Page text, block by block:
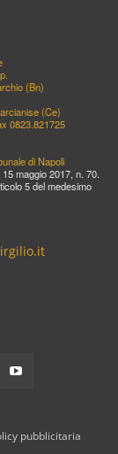
(Bn)
(Ce)
0823.821725
di Napoli
maggio 2017, n. 70.
5 del medesimo
pubblicitaria